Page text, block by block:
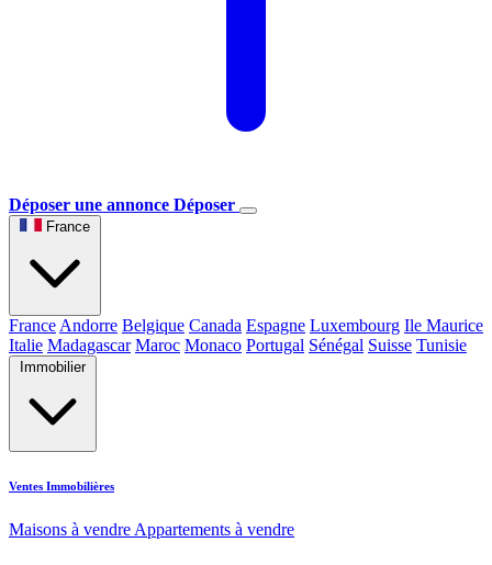
Déposer une annonce Déposer
France
France Andorre Belgique Canada Espagne Luxembourg Ile Maurice
Italie Madagascar Maroc Monaco Portugal Sénégal Suisse Tunisie
Immobilier
Ventes Immobilières
Maisons à vendre Appartements à vendre